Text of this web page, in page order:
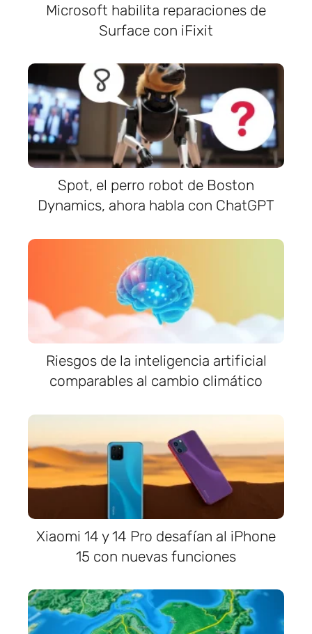
Microsoft habilita reparaciones de
Surface con iFixit
Spot, el perro robot de Boston
Dynamics, ahora habla con ChatGPT
Riesgos de la inteligencia artificial
comparables al cambio climático
Xiaomi 14 y 14 Pro desafían al iPhone
15 con nuevas funciones